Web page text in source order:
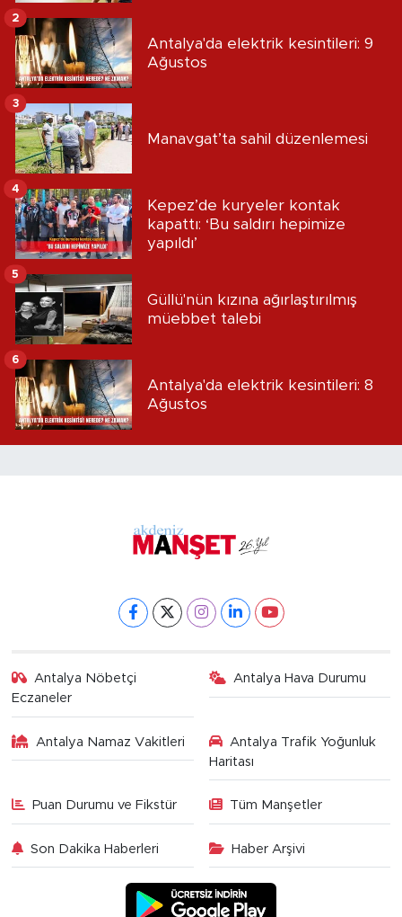
Antalya'da elektrik kesintileri: 9
Ağustos
2
Manavgat’ta sahil düzenlemesi
3
Kepez’de kuryeler kontak
kapattı: ‘Bu saldırı hepimize
yapıldı’
4
Güllü'nün kızına ağırlaştırılmış
müebbet talebi
5
Antalya'da elektrik kesintileri: 8
Ağustos
6
Antalya Nöbetçi
Eczaneler
Antalya Hava Durumu
Antalya Namaz Vakitleri
Antalya Trafik Yoğunluk
Haritası
Puan Durumu ve Fikstür Tüm Manşetler
Son Dakika Haberleri Haber Arşivi